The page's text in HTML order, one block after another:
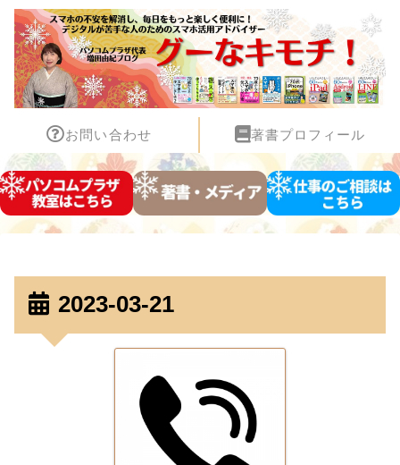
お問い合わせ 著書プロフィール
2023-03-21